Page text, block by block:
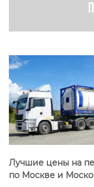
Лучшие цены на
по Москве и